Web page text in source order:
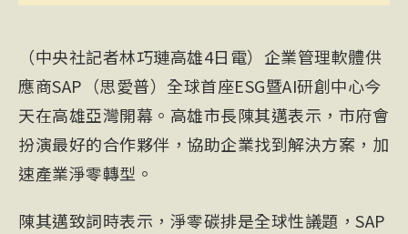
（中央社記者林巧璉高雄4日電）企業管理軟體供
應商SAP（思愛普）全球首座ESG暨AI研創中心今
天在高雄亞灣開幕。高雄市長陳其邁表示，市府會
扮演最好的合作夥伴，協助企業找到解決方案，加
速產業淨零轉型。
陳其邁致詞時表示，淨零碳排是全球性議題，SAP